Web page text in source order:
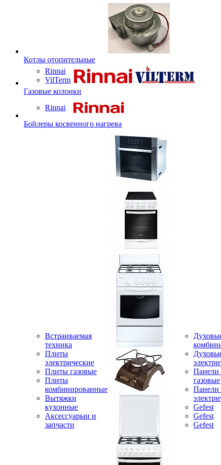
Котлы отопительные
Rinnai
VilTerm
Газовые колонки
Rinnai
Бойлеры косвенного нагрева
Встраиваемая
техника
Плиты
электрические
Плиты газовые
Плиты
комбинированные
Вытяжки
кухонные
Аксессуарыи и
запчасти
Панели
газовые
Панели
Gefest
Gefest
Gefest